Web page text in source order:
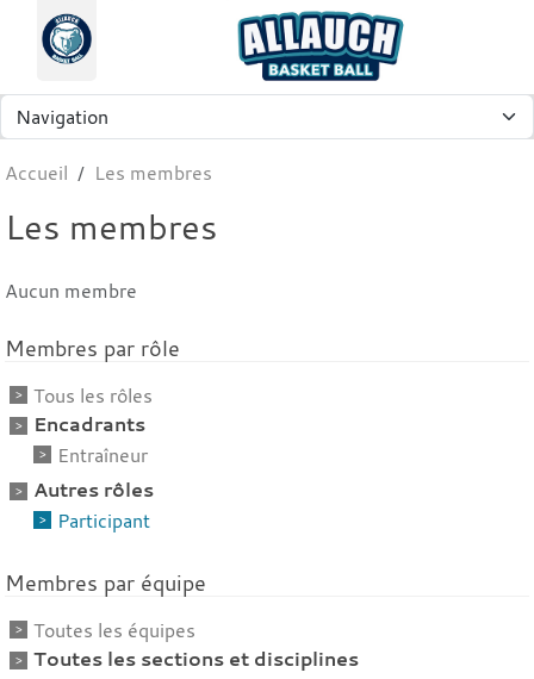
Accueil Les membres
Les membres
Aucun membre
Membres par rôle
Tous les rôles
Encadrants
Entraîneur
Autres rôles
Participant
Membres par équipe
Toutes les équipes
Toutes les sections et disciplines
Panneau de gestion des cookies